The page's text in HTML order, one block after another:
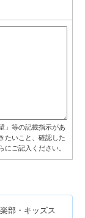
」等の記載指示があ
たいこと、確認した
にご記入ください。
部・キッズス